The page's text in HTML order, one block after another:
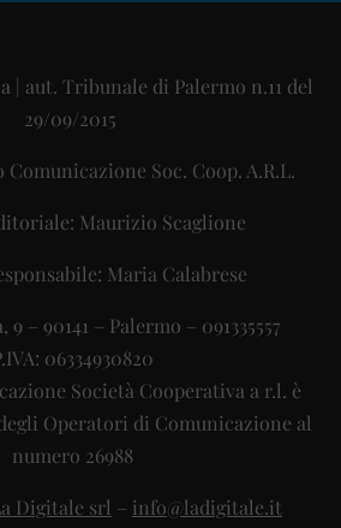
aut. Tribunale di Palermo n.11 del
29/09/2015
Soc. Coop. A.R.L.
Maurizio Scaglione
Maria Calabrese
9 – 90141 – Palermo – 091335557
06334930820
Società Cooperativa a r.l. è
Operatori di Comunicazione al
numero 26988
Digitale srl – info@ladigitale.it